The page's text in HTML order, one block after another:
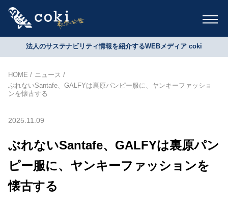
法人のサステナビリティ情報を紹介するWEBメディア coki
HOME
ニュース
ぶれないSantafe、GALFYは裏原パンピー服に、ヤンキーファッショ
ンを懐古する
2025.11.09
ぶれないSantafe、GALFYは裏原パン
ピー服に、ヤンキーファッションを
懐古する